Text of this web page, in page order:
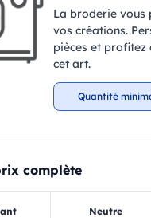
La broderie vous
vos créations.
pièces et profitez
cet art.
Quantité
complète
Neutre